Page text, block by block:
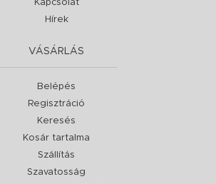
Kapcsolat
Hírek
VÁSÁRLÁS
Belépés
Regisztráció
Keresés
Kosár tartalma
Szállítás
Szavatosság